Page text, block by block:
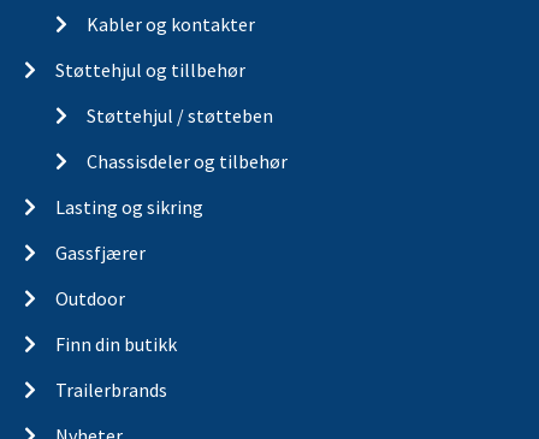
Kabler og kontakter
Støttehjul og tillbehør
Støttehjul / støtteben
Chassisdeler og tilbehør
Lasting og sikring
Gassfjærer
Outdoor
Finn din butikk
Trailerbrands